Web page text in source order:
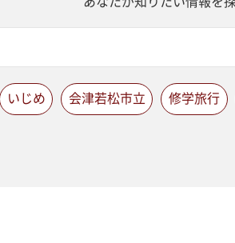
いじめ 会津若松市立 修学旅行